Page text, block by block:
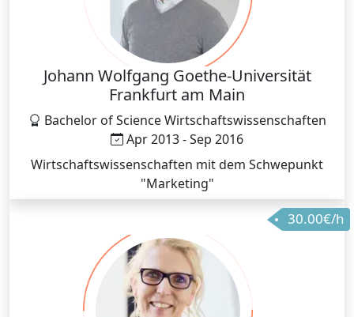
Johann Wolfgang Goethe-Universität
Frankfurt am Main
Bachelor of Science Wirtschaftswissenschaften
Apr 2013 - Sep 2016
Wirtschaftswissenschaften mit dem Schwepunkt
"Marketing"
30.00€/h